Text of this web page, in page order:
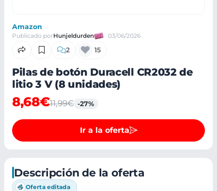
Amazon
Publicado porHunjeldurden 03/06/2026
2 15
Pilas de botón Duracell CR2032 de
litio 3 V (8 unidades)
8,68€11,99€ -27%
Ir a la oferta
Descripción de la oferta
Oferta editada